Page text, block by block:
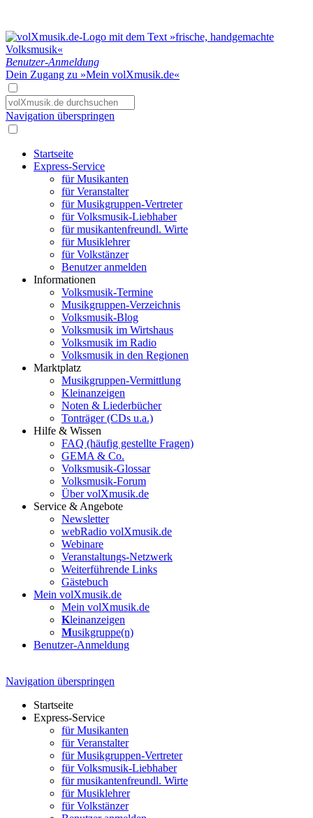
Benutzer-Anmeldung
Dein Zugang zu »Mein volXmusik.de«
Navigation überspringen
Startseite
Express-Service
für Musikanten
für Veranstalter
für Musikgruppen-Vertreter
für Volksmusik-Liebhaber
für musikantenfreundl. Wirte
für Musiklehrer
für Volkstänzer
Benutzer anmelden
Informationen
Volksmusik-Termine
Musikgruppen-Verzeichnis
Volksmusik-Blog
Volksmusik im Wirtshaus
Volksmusik im Radio
Volksmusik in den Regionen
Marktplatz
Musikgruppen-Vermittlung
Kleinanzeigen
Noten & Liederbücher
Tonträger (CDs u.a.)
Hilfe & Wissen
FAQ (häufig gestellte Fragen)
GEMA & Co.
Volksmusik-Glossar
Volksmusik-Forum
Über volXmusik.de
Service & Angebote
Newsletter
webRadio volXmusik.de
Webinare
Veranstaltungs-Netzwerk
Weiterführende Links
Gästebuch
Mein volXmusik.de
Mein volXmusik.de
Kleinanzeigen
Musikgruppe(n)
Benutzer-Anmeldung
Navigation überspringen
Startseite
Express-Service
für Musikanten
für Veranstalter
für Musikgruppen-Vertreter
für Volksmusik-Liebhaber
für musikantenfreundl. Wirte
für Musiklehrer
für Volkstänzer